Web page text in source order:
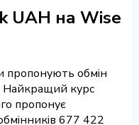
UAH на Wise
пропонують обмін
Найкращий курс
пропонує
677 422